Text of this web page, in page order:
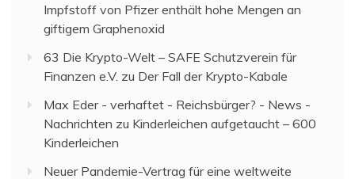
Impfstoff von Pfizer enthält hohe Mengen an
giftigem Graphenoxid
63 Die Krypto-Welt – SAFE Schutzverein für
Finanzen e.V. zu Der Fall der Krypto-Kabale
Max Eder - verhaftet - Reichsbürger? - News -
Nachrichten zu Kinderleichen aufgetaucht – 600
Kinderleichen
Neuer Pandemie-Vertrag für eine weltweite